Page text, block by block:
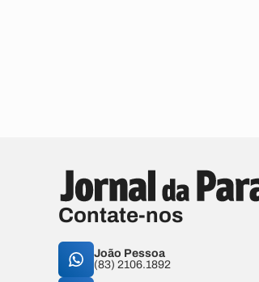
Contate-nos
João Pessoa
(83) 2106.1892